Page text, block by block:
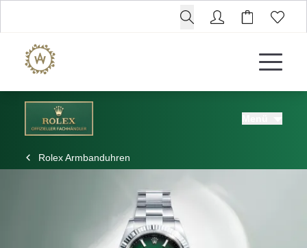
ROLEX
ROLEX CERTIFIED PRE-OWNED
SCHMUCK
Rolex Armbanduhren